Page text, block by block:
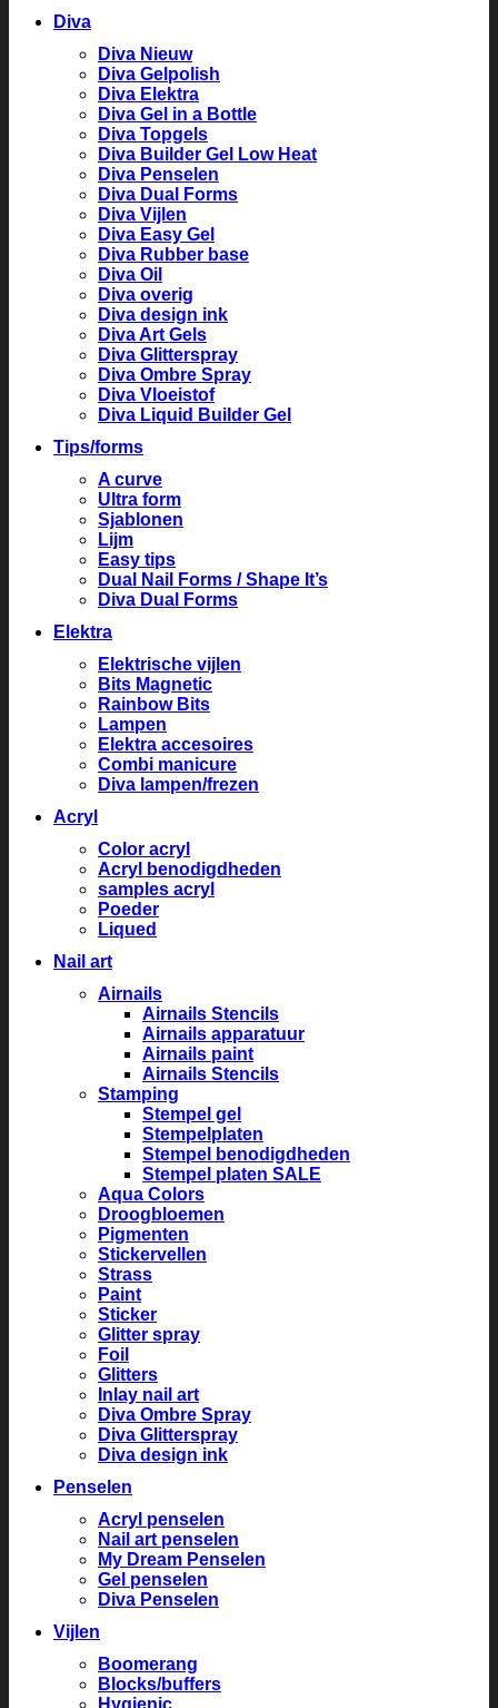
Diva
Diva Nieuw
Diva Gelpolish
Diva Elektra
Diva Gel in a Bottle
Diva Topgels
Diva Builder Gel Low Heat
Diva Penselen
Diva Dual Forms
Diva Vijlen
Diva Easy Gel
Diva Rubber base
Diva Oil
Diva overig
Diva design ink
Diva Art Gels
Diva Glitterspray
Diva Ombre Spray
Diva Vloeistof
Diva Liquid Builder Gel
Tips/forms
A curve
Ultra form
Sjablonen
Lijm
Easy tips
Dual Nail Forms / Shape It’s
Diva Dual Forms
Elektra
Elektrische vijlen
Bits Magnetic
Rainbow Bits
Lampen
Elektra accesoires
Combi manicure
Diva lampen/frezen
Acryl
Color acryl
Acryl benodigdheden
samples acryl
Poeder
Liqued
Nail art
Airnails
Airnails Stencils
Airnails apparatuur
Airnails paint
Airnails Stencils
Stamping
Stempel gel
Stempelplaten
Stempel benodigdheden
Stempel platen SALE
Aqua Colors
Droogbloemen
Pigmenten
Stickervellen
Strass
Paint
Sticker
Glitter spray
Foil
Glitters
Inlay nail art
Diva Ombre Spray
Diva Glitterspray
Diva design ink
Penselen
Acryl penselen
Nail art penselen
My Dream Penselen
Gel penselen
Diva Penselen
Vijlen
Boomerang
Blocks/buffers
Hygienic